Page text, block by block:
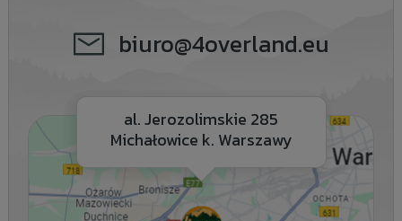
biuro@4overland.eu
al. Jerozolimskie 285
Michałowice k. Warszawy